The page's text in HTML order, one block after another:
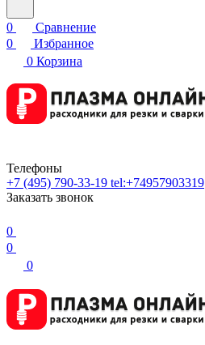
0
Сравнение
0
Избранное
0 Корзина
Телефоны
+7 (495) 790-33-19 tel:+74957903319
Заказать звонок
0
0
0